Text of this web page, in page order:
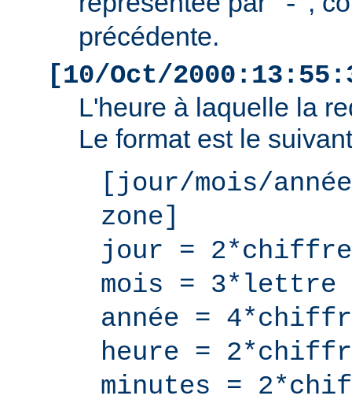
précédente.
[10/Oct/
L'heure à laquelle la
Le format est le
[jour/mois/
zone]
jour = 2*chiffre
mois = 3*lettre
année =
heure =
minutes =